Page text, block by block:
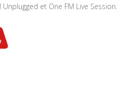
et One FM Live Session.